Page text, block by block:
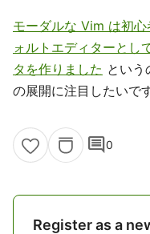
モーダルな Vim は初
ォルトエディターとし
タを作りました という
の展開に注目したいです
comment0
Register as a